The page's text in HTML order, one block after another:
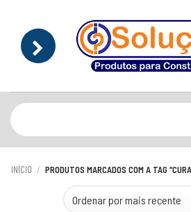
content
Pesquisar
por:
INÍCIO / PRODUTOS MARCADOS COM A TAG